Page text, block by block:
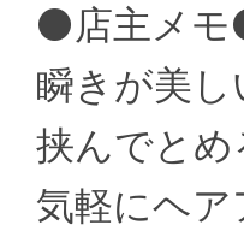
⚫店主メモ
瞬きが美
挟んでと
気軽にヘ